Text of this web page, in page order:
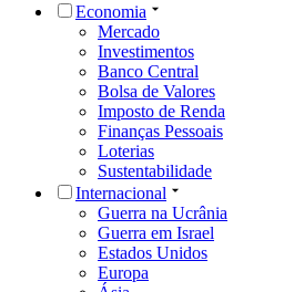
Economia
Mercado
Investimentos
Banco Central
Bolsa de Valores
Imposto de Renda
Finanças Pessoais
Loterias
Sustentabilidade
Internacional
Guerra na Ucrânia
Guerra em Israel
Estados Unidos
Europa